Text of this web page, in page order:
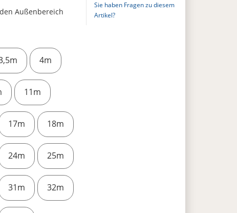
Außenbereich
4m
11m
17m 18m
24m 25m
31m 32m
Sie haben Fragen zu diesem
Artikel?